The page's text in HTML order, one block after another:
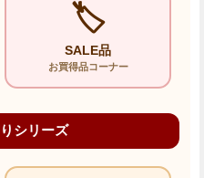
🏷️
SALE品
お買得品コーナー
シリーズ